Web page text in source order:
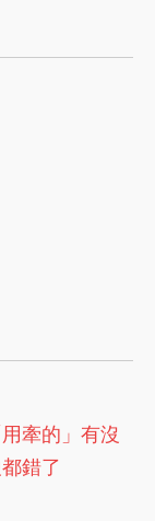
牽的」有沒
錯了